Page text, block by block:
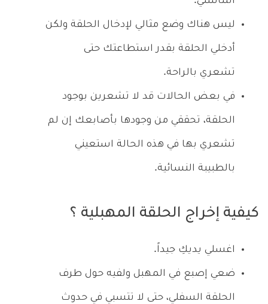
ليس هناك وضع مثالي لإدخال الحلقة ولكن
أدخلي الحلقة بقدر استطاعتك حتى
تشعري بالراحة.
في بعض الحالات قد لا تشعرين بوجود
الحلقة، تحققي من وجودها بأصابعك إن لم
تشعري بها في هذه الحالة استعيني
بالطبيبة النسائية.
كيفية إخراج الحلقة المهبلية ؟
اغسلي يديكِ جيداً.
ضعي إصبع في المهبل ولفيه حول طرف
الحلقة السفلي، حتى لا تتسبي في حدوث